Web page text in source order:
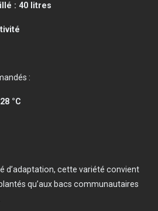
: 40 litres
:
°C
d’adaptation, cette variété convient
qu’aux bacs communautaires